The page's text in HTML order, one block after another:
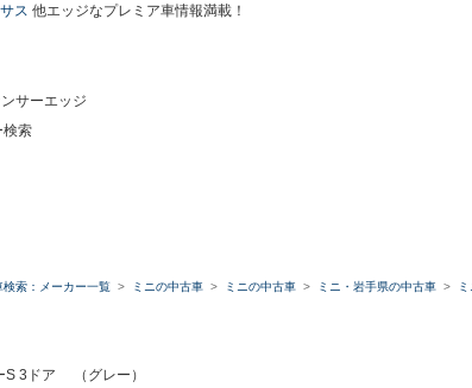
ス 他エッジなプレミア車情報満載！
サーエッジ
検索
検索：メーカー一覧 ミニの中古車 ミニの中古車 ミニ・岩手県の中古車
S 3ドア （グレー）